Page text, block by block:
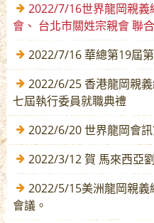
2022/7/16世界龍岡親義
會、 台北市關姓宗親會 聯
2022/7/16 華總第19屆
2022/6/25 香港龍岡親
七屆執行委員就職典禮
2022/6/20 世界龍岡會
2022/3/12 賀 馬來西亞
2022/5/15美洲龍岡親義
會議。